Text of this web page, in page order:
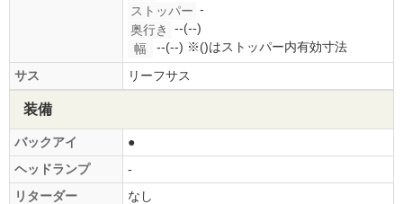
ストッパー -
奥行き
--(--)
幅
--(--) ※()はストッパー内有効寸法
サス
リーフサス
装備
バックアイ
●
ヘッドランプ
-
リターダー
なし